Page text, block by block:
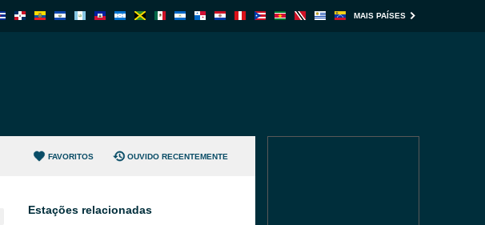
MAIS PAÍSES
FAVORITOS OUVIDO RECENTEMENTE
Estações relacionadas